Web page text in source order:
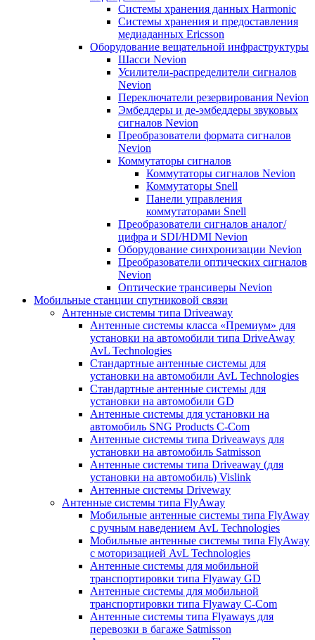
Системы хранения данных Harmonic
Системы хранения и предоставления
медиаданных Ericsson
Оборудование вещательной инфраструктуры
Шасси Nevion
Усилители-распределители сигналов
Nevion
Переключатели резервирования Nevion
Эмбеддеры и де-эмбеддеры звуковых
сигналов Nevion
Преобразователи формата сигналов
Nevion
Коммутаторы сигналов
Коммутаторы сигналов Nevion
Коммутаторы Snell
Панели управления
коммутаторами Snell
Преобразователи сигналов аналог/
цифра и SDI/HDMI Nevion
Оборудование синхронизации Nevion
Преобразователи оптических сигналов
Nevion
Оптические трансиверы Nevion
Мобильные станции спутниковой связи
Антенные системы типа Driveaway
Антенные системы класса «Премиум» для
установки на автомобили типа DriveAway
AvL Technologies
Стандартные антенные системы для
установки на автомобили AvL Technologies
Стандартные антенные системы для
установки на автомобили GD
Антенные системы для установки на
автомобиль SNG Products C-Com
Антенные системы типа Driveaways для
установки на автомобиль Satmisson
Антенные системы типа Driveaway (для
установки на автомобиль) Vislink
Антенные системы Driveway
Антенные системы типа FlyAway
Мобильные антенные системы типа FlyAway
с ручным наведением AvL Technologies
Мобильные антенные системы типа FlyAway
с моторизацией AvL Technologies
Антенные системы для мобильной
транспортировки типа Flyaway GD
Антенные системы для мобильной
транспортировки типа Flyaway C-Com
Антенные системы типа Flyaways для
перевозки в багаже Satmisson